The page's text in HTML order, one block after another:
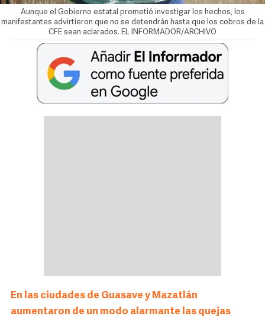
Aunque el Gobierno estatal prometió investigar los hechos, los
manifestantes advirtieron que no se detendrán hasta que los cobros de la
CFE sean aclarados. EL INFORMADOR/ARCHIVO
En las ciudades de Guasave y Mazatlán
aumentaron de un modo alarmante las quejas